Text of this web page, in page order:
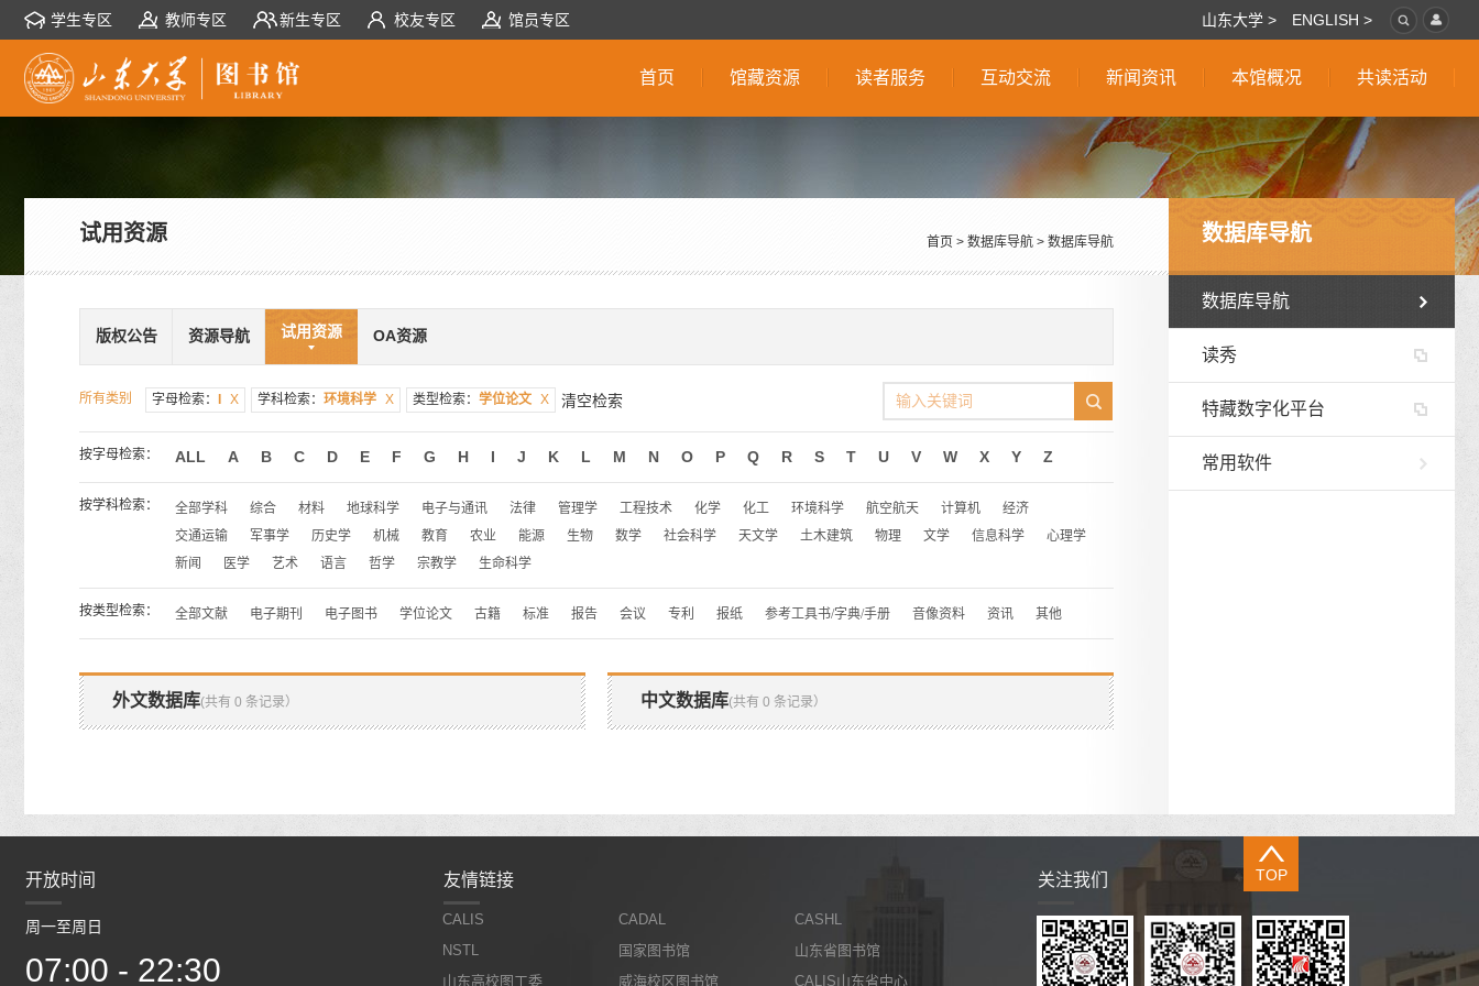
学生专区 教师专区 新生专区 校友专区 馆员专区 山东大学 > ENGLISH >
首页 馆藏资源 读者服务 互动交流 新闻资讯 本馆概况 共读活动
数据库导航
数据库导航
读秀
特藏数字化平台
常用软件
试用资源 首页 > 数据库导航 > 数据库导航
版权公告 资源导航 试用资源 OA资源
所有类别 字母检索： X 学科检索： 环境科学 X 类型检索： 学位论文 X 清空检索
按字母检索： ALL A B C D E F G H I J K L M N O P Q R S T U V W X Y Z
按学科检索： 全部学科 综合 材料 地球科学 电子与通讯 法律 管理学 工程技术 化学 化工 环境科学 航空航天 计算机
经济
交通运输
军事学 历史学 机械 教育 农业 能源 生物 数学 社会科学 天文学 土木建筑 物理 文学 信息科学
心理学
新闻
医学 艺术 语言 哲学 宗教学 生命科学
按类型检索： 全部文献 电子期刊 电子图书 学位论文 古籍 标准 报告 会议 专利 报纸 参考工具书/字典/手册 音像资料 资讯 其他
外文数据库(共有 0 条记录） 中文数据库(共有 0 条记录）
TOP
开放时间
周一至周日
07:00 - 22:30 07:00 - 22:30
友情链接
CALIS CADAL
CASHL
NSTL
国家图书馆
山东省图书馆
山东高校图工委
威海校区图书馆 CALIS山东省中心
关注我们